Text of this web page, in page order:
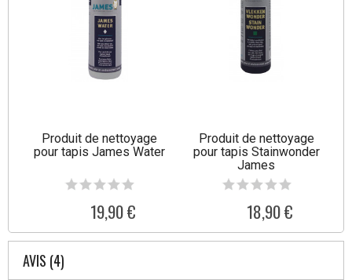
Produit de nettoyage
pour tapis James Water
19,90 €
Produit de nettoyage
pour tapis Stainwonder
James
18,90 €
AVIS (4)